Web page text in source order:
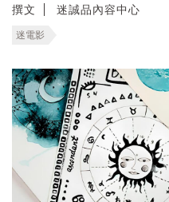
撰文 迷誠品內容中心
迷電影